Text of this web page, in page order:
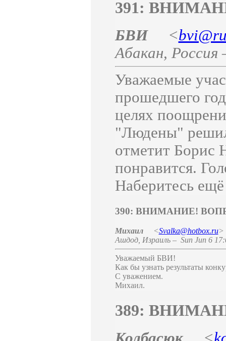
391:
БВИ <
Абакан, Россия
Уважаемые
прошедшего
целях
"Людены"
отметит Борис
понравится.
Наберитесь
390: ВНИМАНИЕ!
Михаил <Svalka@hotbox.ru>
Ашдод, Израиль– Sun Jun 6
Уважаемый БВИ!
Как бы узнать результаты
С уважением.
Михаил.
389: